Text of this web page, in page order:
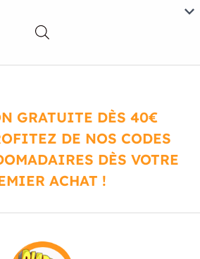
GRATUITE DÈS 40€
DE NOS CODES
DÈS VOTRE
ACHAT !